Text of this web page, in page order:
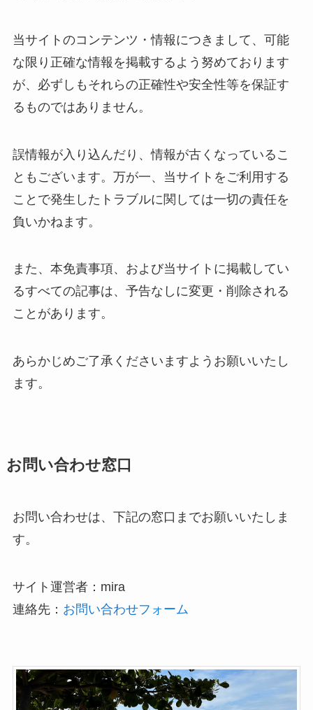
当サイトのコンテンツ・情報につきまして、可能
な限り正確な情報を掲載するよう努めております
が、必ずしもそれらの正確性や安全性等を保証す
るものではありません。
誤情報が入り込んだり、情報が古くなっているこ
ともございます。万が一、当サイトをご利用する
ことで発生したトラブルに関しては一切の責任を
負いかねます。
また、本免責事項、および当サイトに掲載してい
るすべての記事は、予告なしに変更・削除される
ことがあります。
あらかじめご了承くださいますようお願いいたし
ます。
お問い合わせ窓口
お問い合わせは、下記の窓口までお願いいたしま
す。
サイト運営者：mira
連絡先： お問い合わせフォーム